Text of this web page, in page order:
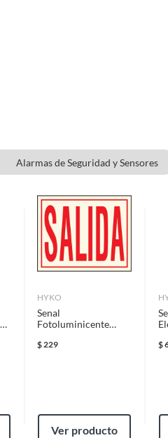
Alarmas de Seguridad y Sensores
HYKO
Senal
Fotoluminicente
$ 229
Ver producto
$